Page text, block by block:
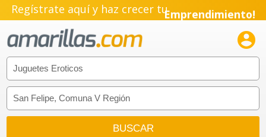
Regístrate aquí y haz crecer tuEmprendimiento!
